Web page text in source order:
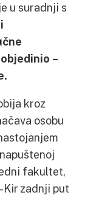
u suradnji s
–
kroz
osobu
fakultet,
Kir zadnji put